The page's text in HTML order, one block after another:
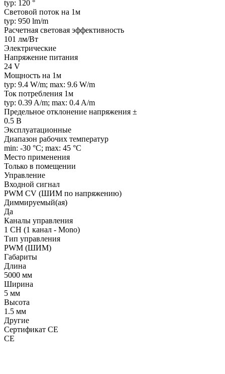
typ: 120 °
Световой поток на 1м
typ: 950 lm/m
Расчетная световая эффективность
101 лм/Вт
Электрические
Напряжение питания
24 V
Мощность на 1м
typ: 9.4 W/m; max: 9.6 W/m
Ток потребления 1м
typ: 0.39 A/m; max: 0.4 A/m
Предельное отклонение напряжения ±
0.5 В
Эксплуатационные
Диапазон рабочих температур
min: -30 °C; max: 45 °C
Место применения
Только в помещении
Управление
Входной сигнал
PWM СV (ШИМ по напряжению)
Диммируемый(ая)
Да
Каналы управления
1 CH (1 канал - Mono)
Тип управления
PWM (ШИМ)
Габариты
Длина
5000 мм
Ширина
5 мм
Высота
1.5 мм
Другие
Сертификат CE
CE